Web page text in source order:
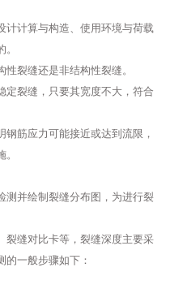
计计算与构造、使用环境与荷载
裂缝还是非结构性裂缝。
定裂缝，只要其宽度不大，符合
筋应力可能接近或达到流限，
测并绘制裂缝分布图，为进行裂
裂缝对比卡等，裂缝深度主要采
的一般步骤如下：